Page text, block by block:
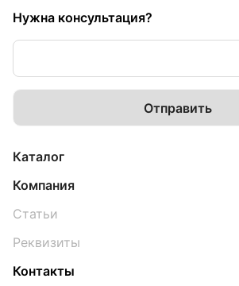
Нужна консультация?
Каталог
Компания
Статьи
Реквизиты
Контакты